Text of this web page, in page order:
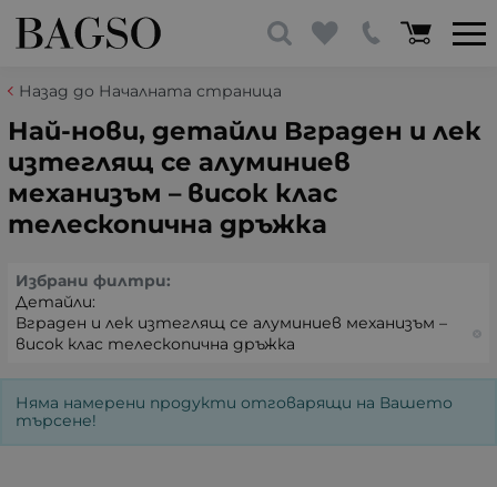
Назад до Началната страница
Най-нови, детайли Вграден и лек
изтеглящ се алуминиев
механизъм – висок клас
телескопична дръжка
Избрани филтри:
Детайли:
Вграден и лек изтеглящ се алуминиев механизъм –
висок клас телескопична дръжка
Няма намерени продукти отговарящи на Вашето
търсене!